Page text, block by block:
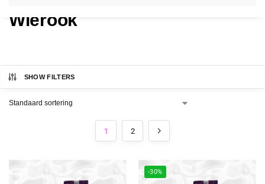
Wierook
SHOW FILTERS
1 2
-30%